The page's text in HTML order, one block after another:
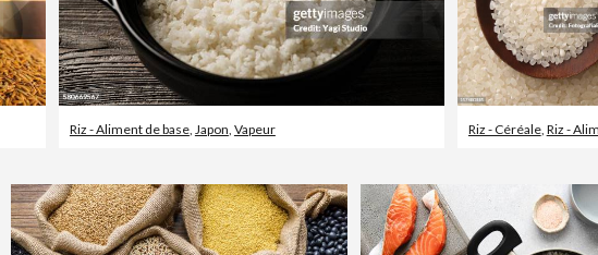
Riz - Aliment de base, Japon, Vapeur Riz - Céréale, Riz - Aliment